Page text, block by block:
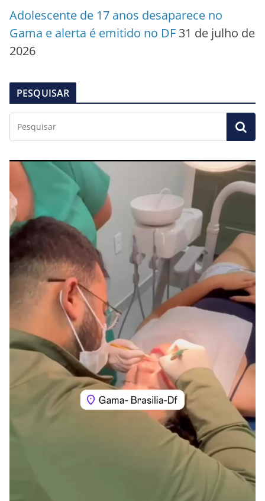
Adolescente de 17 anos desaparece no
Gama e alerta é emitido no DF 31 de julho de
2026
PESQUISAR